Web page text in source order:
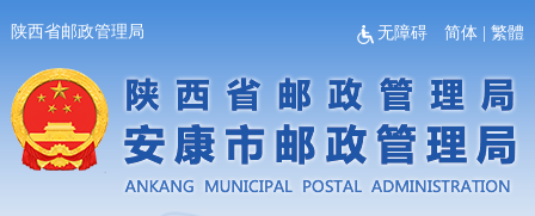
陕西省邮政管理局 无障碍 简体 |繁體